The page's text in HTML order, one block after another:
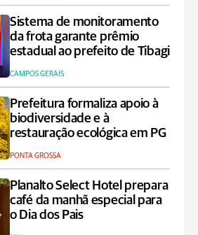
Sistema de monitoramento
da frota garante prêmio
estadual ao prefeito de Tibagi
CAMPOS GERAIS
Prefeitura formaliza apoio à
biodiversidade e à
restauração ecológica em PG
PONTA GROSSA
Planalto Select Hotel prepara
café da manhã especial para
o Dia dos Pais